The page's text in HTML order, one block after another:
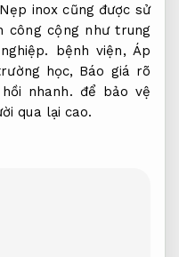
Nẹp inox cũng được sử
công cộng như trung
bệnh viện, Áp
học, Báo giá rõ
nhanh. để bảo vệ
qua lại cao.